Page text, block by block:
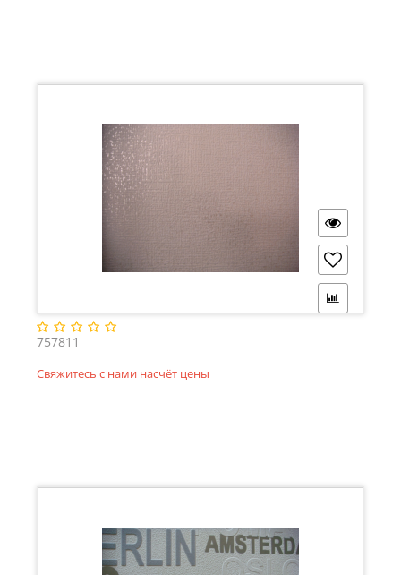
757811
Свяжитесь с нами насчёт цены